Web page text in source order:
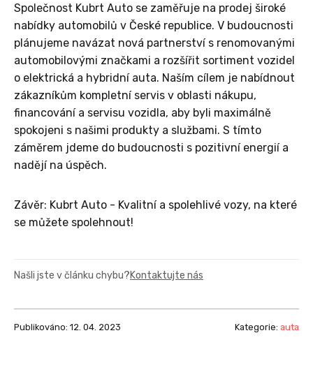
Společnost Kubrt Auto se zaměřuje na prodej široké
nabídky automobilů v České republice. V budoucnosti
plánujeme navázat nová partnerství s renomovanými
automobilovými značkami a rozšířit sortiment vozidel
o elektrická a hybridní auta. Naším cílem je nabídnout
zákazníkům kompletní servis v oblasti nákupu,
financování a servisu vozidla, aby byli maximálně
spokojeni s našimi produkty a službami. S tímto
záměrem jdeme do budoucnosti s pozitivní energií a
nadějí na úspěch.
Závěr: Kubrt Auto - Kvalitní a spolehlivé vozy, na které
se můžete spolehnout!
Našli jste v článku chybu?Kontaktujte nás
Publikováno: 12. 04. 2023 Kategorie: auta